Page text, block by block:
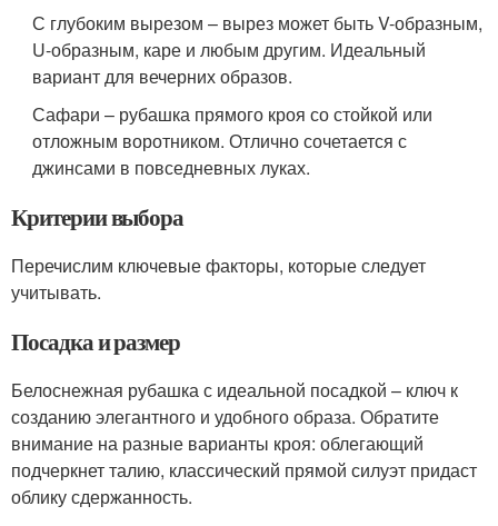
С глубоким вырезом – вырез может быть V-образным,
U-образным, каре и любым другим. Идеальный
вариант для вечерних образов.
Сафари – рубашка прямого кроя со стойкой или
отложным воротником. Отлично сочетается с
джинсами в повседневных луках.
Критерии выбора
Перечислим ключевые факторы, которые следует
учитывать.
Посадка и размер
Белоснежная рубашка с идеальной посадкой – ключ к
созданию элегантного и удобного образа. Обратите
внимание на разные варианты кроя: облегающий
подчеркнет талию, классический прямой силуэт придаст
облику сдержанность.